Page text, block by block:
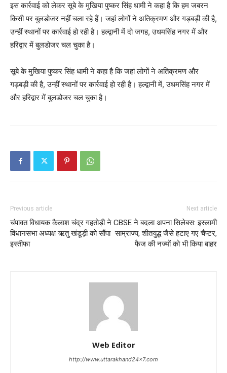
इस कार्रवाई को लेकर सूबे के मुखिया पुष्कर सिंह धामी ने कहा है कि हम जबरन
किसी पर बुलडोजर नहीं चला रहे हैं। जहां लोगों ने अतिक्रमण और गड़बड़ी की है,
उन्हीं स्थानों पर कार्रवाई हो रही है। हल्द्वानी में दो जगह, उधमसिंह नगर में और
हरिद्वार में बुलडोजर चल चुका है।
सूबे के मुखिया पुष्कर सिंह धामी ने कहा है कि जहां लोगों ने अतिक्रमण और
गड़बड़ी की है, उन्हीं स्थानों पर कार्रवाई हो रही है। हल्द्वानी में, उधमसिंह नगर में
और हरिद्वार में बुलडोजर चल चुका है।
Previous article
चंपावत विधायक कैलाश चंद्र गहतोड़ी ने
विधानसभा अध्यक्ष ऋतु खंडूड़ी को सौंपा
इस्तीफा
Next article
CBSE ने बदला अपना सिलेबस: इस्लामी
साम्राज्य, शीतयुद्ध जैसे हटाए गए चैप्टर,
फैज की नज्मों को भी किया बाहर
Web Editor
http://www.uttarakhand24x7.com